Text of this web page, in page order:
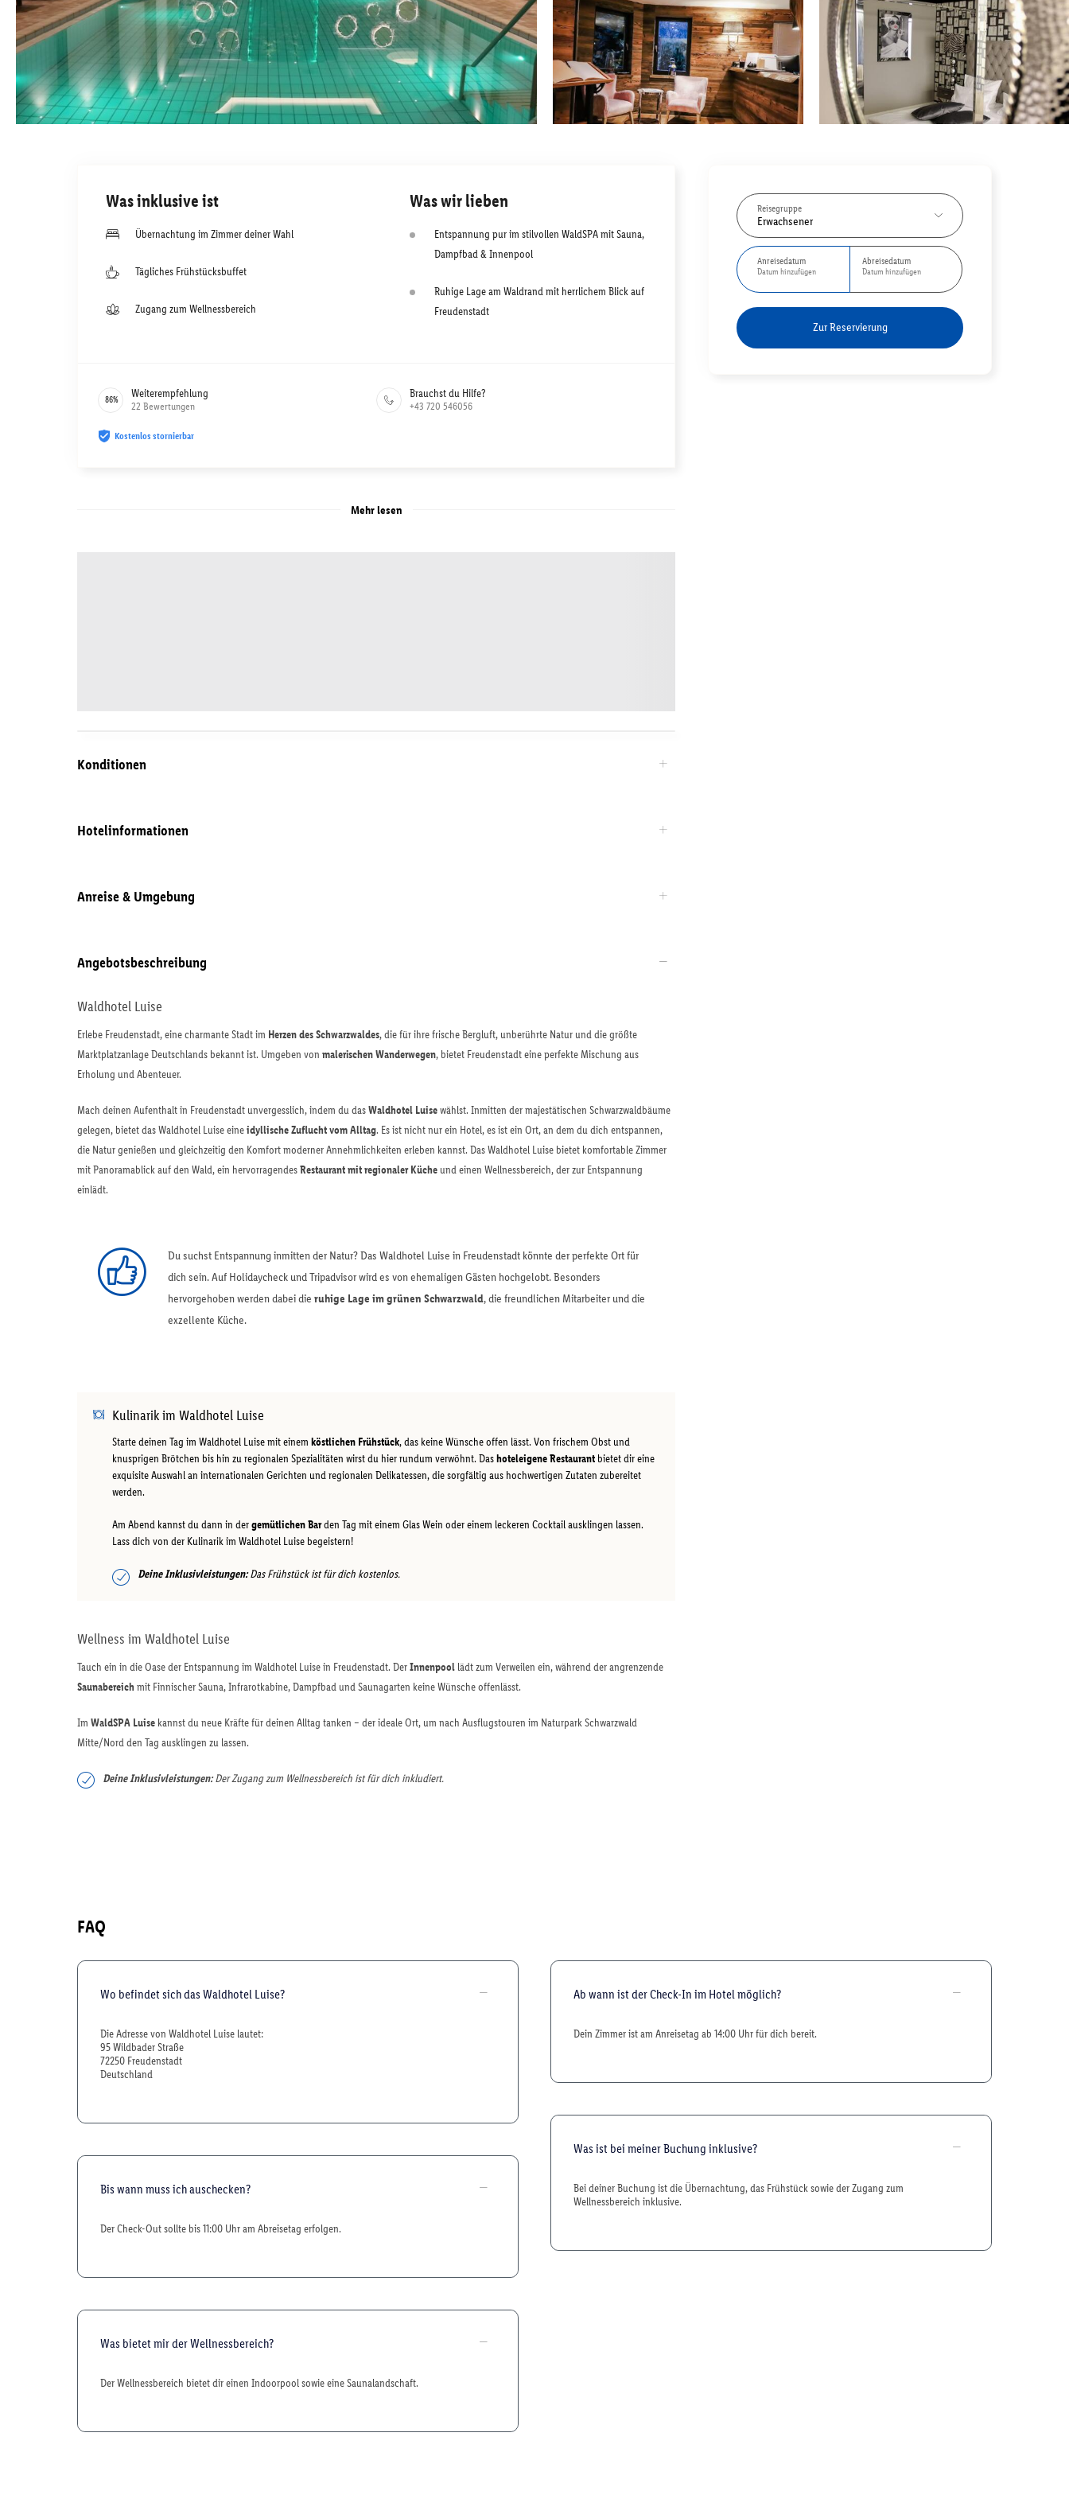
Reisegruppe
Erwachsener
Anreisedatum
Datum hinzufügen
Abreisedatum
Datum hinzufügen
Zur Reservierung
Was inklusive ist
Übernachtung im Zimmer deiner Wahl
Tägliches Frühstücksbuffet
Zugang zum Wellnessbereich
Was wir lieben
Entspannung pur im stilvollen WaldSPA mit Sauna,
Dampfbad & Innenpool
Ruhige Lage am Waldrand mit herrlichem Blick auf
Freudenstadt
86% Weiterempfehlung
22 Bewertungen
Brauchst du Hilfe?
+43 720 546056
Kostenlos stornierbar
Mehr lesen
Konditionen
Hotelinformationen
Anreise & Umgebung
Angebotsbeschreibung
Waldhotel Luise
Erlebe Freudenstadt, eine charmante Stadt im Herzen des Schwarzwaldes, die für ihre frische Bergluft, unberührte Natur und die größte
Marktplatzanlage Deutschlands bekannt ist. Umgeben von malerischen Wanderwegen, bietet Freudenstadt eine perfekte Mischung aus
Erholung und Abenteuer.
Mach deinen Aufenthalt in Freudenstadt unvergesslich, indem du dasWaldhotel Luisewählst. Inmitten der majestätischen Schwarzwaldbäume
gelegen, bietet das Waldhotel Luise eineidyllische Zuflucht vom Alltag. Es ist nicht nur ein Hotel, es ist ein Ort, an dem du dich entspannen,
die Natur genießen und gleichzeitig den Komfort moderner Annehmlichkeiten erleben kannst. Das Waldhotel Luise bietet komfortable Zimmer
mit Panoramablick auf den Wald, ein hervorragendesRestaurant mit regionaler Küche und einen Wellnessbereich, der zur Entspannung
einlädt.
Du suchst Entspannung inmitten der Natur? Das Waldhotel Luise in Freudenstadt könnte der perfekte Ort für
dich sein. Auf Holidaycheck und Tripadvisor wird es von ehemaligen Gästen hochgelobt. Besonders
hervorgehoben werden dabei die ruhige Lage im grünen Schwarzwald, die freundlichen Mitarbeiter und die
exzellente Küche.
Kulinarik im Waldhotel Luise
Starte deinen Tag im Waldhotel Luise mit einem köstlichen Frühstück, das keine Wünsche offen lässt. Von frischem Obst und
knusprigen Brötchen bis hin zu regionalen Spezialitäten wirst du hier rundum verwöhnt. Dashoteleigene Restaurant bietet dir eine
exquisite Auswahl an internationalen Gerichten und regionalen Delikatessen, die sorgfältig aus hochwertigen Zutaten zubereitet
werden.
Am Abend kannst du dann in dergemütlichen Barden Tag mit einem Glas Wein oder einem leckeren Cocktail ausklingen lassen.
Lass dich von der Kulinarik im Waldhotel Luise begeistern!
Deine Inklusivleistungen:Das Frühstück ist für dich kostenlos.
Wellness im Waldhotel Luise
Tauch ein in die Oase der Entspannung im Waldhotel Luise in Freudenstadt. DerInnenpool lädt zum Verweilen ein, während der angrenzende
Saunabereichmit Finnischer Sauna, Infrarotkabine, Dampfbad und Saunagarten keine Wünsche offenlässt. ​
Im WaldSPA Luise kannst du neue Kräfte für deinen Alltag tanken – der ideale Ort, um nach Ausflugstouren im Naturpark Schwarzwald
Mitte/Nord den Tag ausklingen zu lassen.
Deine Inklusivleistungen:Der Zugang zum Wellnessbereich ist für dich inkludiert.
FAQ
Wo befindet sich das Waldhotel Luise?
Die Adresse von Waldhotel Luise lautet:
95 Wildbader Straße
72250 Freudenstadt
Deutschland
Bis wann muss ich auschecken?
Der Check-Out sollte bis 11:00 Uhr am Abreisetag erfolgen.
Was bietet mir der Wellnessbereich?
Der Wellnessbereich bietet dir einen Indoorpool sowie eine Saunalandschaft.
Ab wann ist der Check-In im Hotel möglich?
Dein Zimmer ist am Anreisetag ab 14:00 Uhr für dich bereit.
Was ist bei meiner Buchung inklusive?
Bei deiner Buchung ist die Übernachtung, das Frühstück sowie der Zugang zum
Wellnessbereich inklusive.